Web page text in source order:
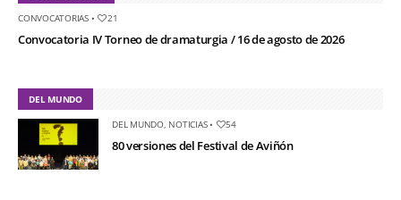
CONVOCATORIAS• 21
Convocatoria IV Torneo de dramaturgia / 16 de agosto de 2026
DEL MUNDO
DEL MUNDO, NOTICIAS• 54
80 versiones del Festival de Aviñón